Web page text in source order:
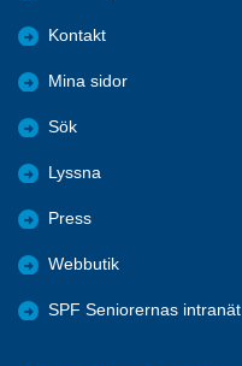
Kontakt
Mina sidor
Sök
Lyssna
Press
Webbutik
SPF Seniorernas intranät